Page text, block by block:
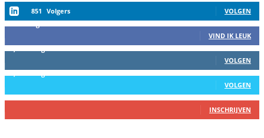
851 Volgers
VOLGEN
VIND IK LEUK
VOLGEN
VOLGEN
INSCHRIJVEN